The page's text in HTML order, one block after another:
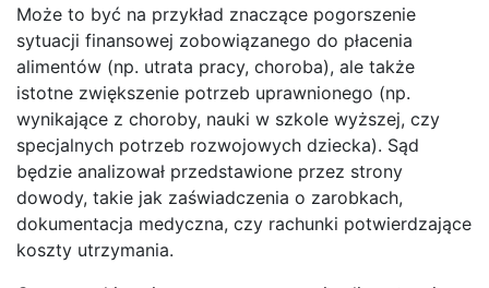
Może to być na przykład znaczące pogorszenie
sytuacji finansowej zobowiązanego do płacenia
alimentów (np. utrata pracy, choroba), ale także
istotne zwiększenie potrzeb uprawnionego (np.
wynikające z choroby, nauki w szkole wyższej, czy
specjalnych potrzeb rozwojowych dziecka). Sąd
będzie analizował przedstawione przez strony
dowody, takie jak zaświadczenia o zarobkach,
dokumentacja medyczna, czy rachunki potwierdzające
koszty utrzymania.